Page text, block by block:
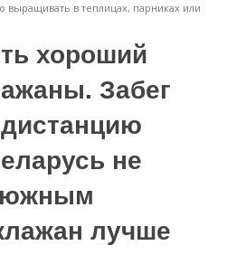
выращивать в теплицах, парниках или
хороший
Забег
не
южным
лучше